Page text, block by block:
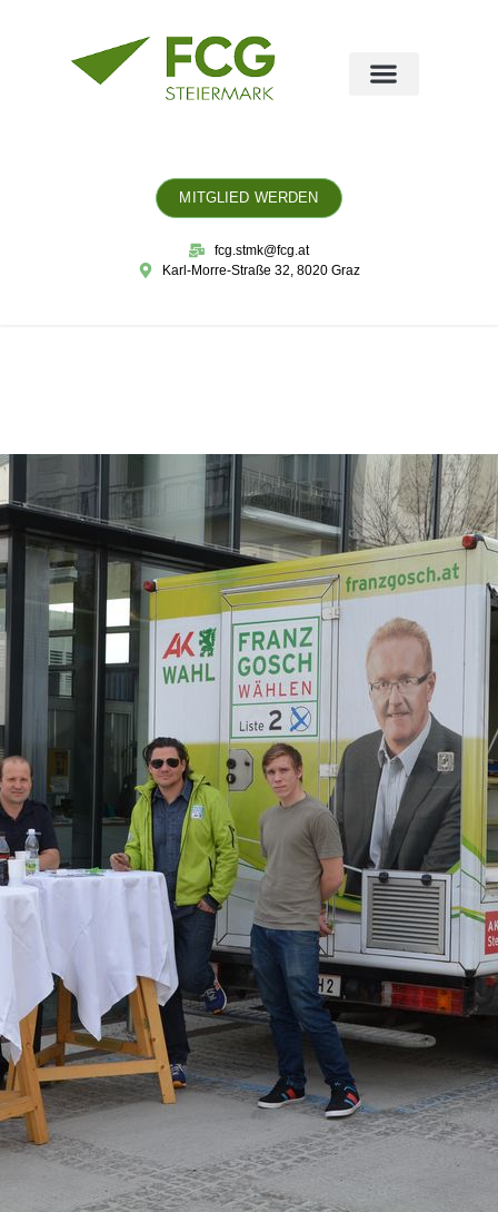
MITGLIED WERDEN
fcg.stmk@fcg.at
Karl-Morre-Straße 32, 8020 Graz